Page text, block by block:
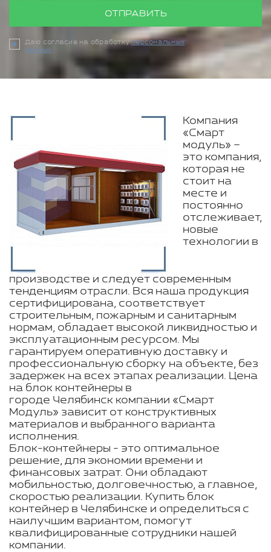
ОТПРАВИТЬ
Даю согласие на обработкуперсональных
данных
Компания
«Смарт
модуль» –
это компания,
которая не
стоит на
месте и
постоянно
отслеживает,
новые
технологии в
производстве и следует современным
тенденциям отрасли. Вся наша продукция
сертифицирована, соответствует
строительным, пожарным и санитарным
нормам, обладает высокой ликвидностью и
эксплуатационным ресурсом. Мы
гарантируем оперативную доставку и
профессиональную сборку на объекте, без
задержек на всех этапах реализации. Цена
на блок контейнеры в
городе Челябинск компании «Смарт
Модуль» зависит от конструктивных
материалов и выбранного варианта
исполнения.
Блок-контейнеры - это оптимальное
решение, для экономии времени и
финансовых затрат. Они обладают
мобильностью, долговечностью, а главное,
скоростью реализации. Купить блок
контейнер в Челябинске и определиться с
наилучшим вариантом, помогут
квалифицированные сотрудники нашей
компании.